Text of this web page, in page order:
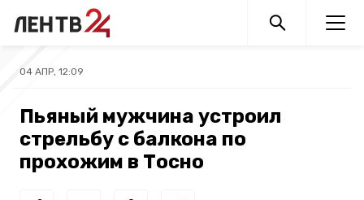
04 АПР, 12:09
Пьяный мужчина устроил
стрельбу с балкона по
прохожим в Тосно